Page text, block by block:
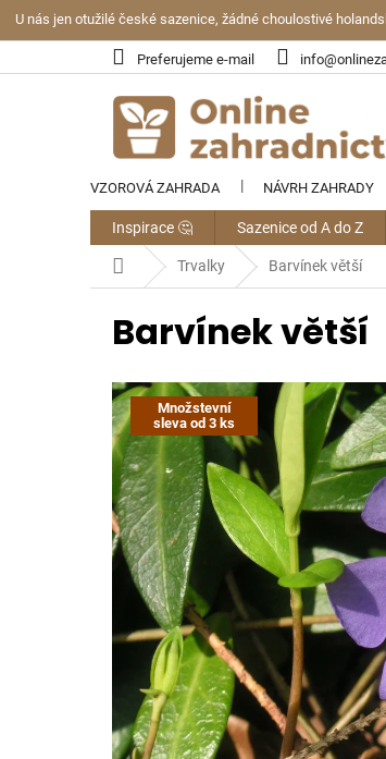
U nás jen otužilé české sazenice, žádné choulostivé
Preferujeme e-mail
VZOROVÁ ZAHRADA NÁVRH ZAHRADY
Inspirace 🤔 Sazenice od A do Z
Domů Trvalky Barvínek větší
Barvínek větší
Množstevní
sleva od 3 ks